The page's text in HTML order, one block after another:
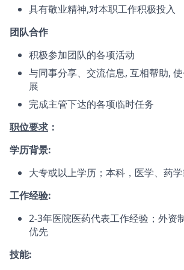
具有敬业精神,对本职工作积极投入
团队合作
积极参加团队的各项活动
与同事分享、交流信息, 互相帮助,
展
完成主管下达的各项临时任务
职位要求 ：
学历背景:
大专或以上学历；本科，医学、药
工作经验:
2-3年医院医药代表工作经验；外资
优先
技能: